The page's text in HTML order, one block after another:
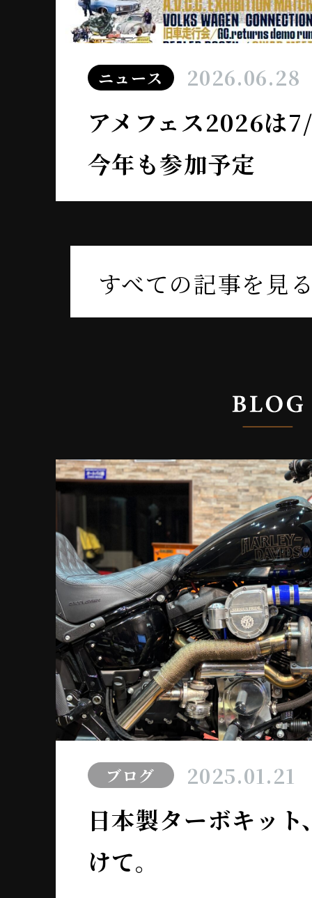
ニュース 2026.06.28
アメフェス2026
今年も参加予定
すべての記事を見
ブログ 2025.01.21
日本製ターボキッ
けて。